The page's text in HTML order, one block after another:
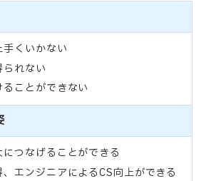
くいかない
れない
ことができない
つなげることができる
エンジニアによるCS向上ができる